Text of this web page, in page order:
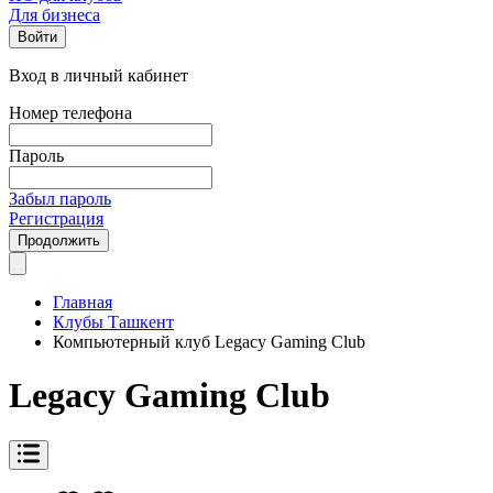
Для бизнеса
Войти
Вход в личный кабинет
Номер телефона
Пароль
Забыл пароль
Регистрация
Продолжить
Главная
Клубы Ташкент
Компьютерный клуб Legacy Gaming Club
Legacy Gaming Club